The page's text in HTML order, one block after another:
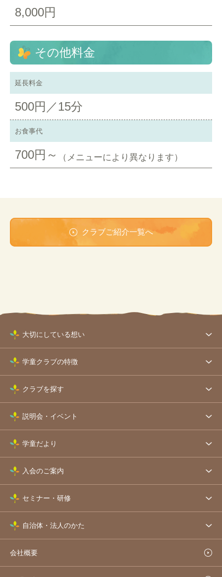
8,000円
その他料金
延長料金
500円／15分
お食事代
700円～ （メニューにより異なります）
クラブご紹介一覧へ
大切にしている想い
学童クラブの特徴
クラブを探す
説明会・イベント
学童だより
入会のご案内
セミナー・研修
自治体・法人のかた
会社概要